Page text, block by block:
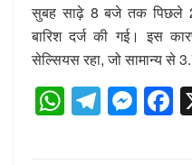
सुबह साढ़े 8 बजे तक पिछले
बारिश दर्ज की गई। इस
सेल्सियस रहा, जो सामान्य से
W
h
T
el
M
e
F
a